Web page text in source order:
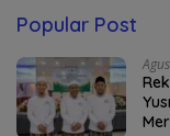
Popular Post